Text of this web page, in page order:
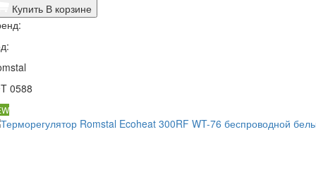
Купить В корзине
0588